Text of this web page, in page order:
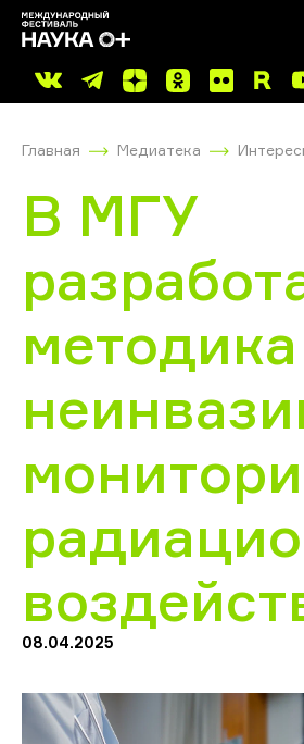
Главная Медиатека
В МГУ
методика
08.04.2025